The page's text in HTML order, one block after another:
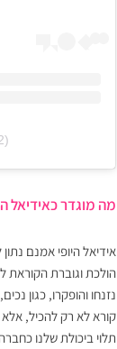
מה מוגדר כאידיאל
אידיאל היופי אמנם
הולכת וגוברת הקוראת
קורא לא רק להכיל, אלא
תלוי ביכולת שלנו